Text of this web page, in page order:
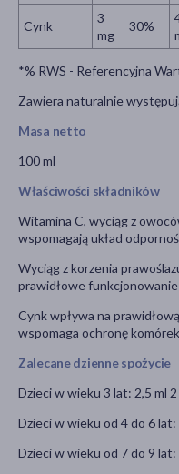
Cynk
3
mg
30%
*% RWS - Referencyjna
Zawiera naturalnie
Masa netto
100 ml
Właściwości składników
Witamina C, wyciąg z
wspomagają układ
Wyciąg z korzenia
prawidłowe
Cynk wpływa na
wspomaga ochronę
Zalecane dzienne spożycie
Dzieci w wieku 3 lat: 2,5 ml
Dzieci w wieku od 4 do 6 lat:
Dzieci w wieku od 7 do 9 lat: